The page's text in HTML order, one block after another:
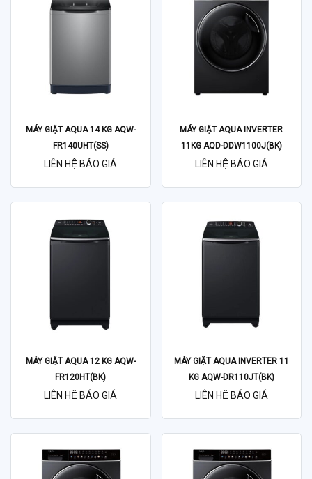
MÁY GIẶT AQUA 14 KG AQW-
FR140UHT(SS)
LIÊN HỆ BÁO GIÁ
MÁY GIẶT AQUA INVERTER
11KG AQD-DDW1100J(BK)
LIÊN HỆ BÁO GIÁ
MÁY GIẶT AQUA 12 KG AQW-
FR120HT(BK)
LIÊN HỆ BÁO GIÁ
MÁY GIẶT AQUA INVERTER 11
KG AQW-DR110JT(BK)
LIÊN HỆ BÁO GIÁ